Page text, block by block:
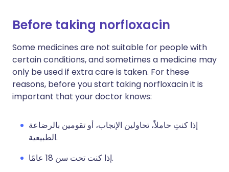
Before taking norfloxacin
Some medicines are not suitable for people with
certain conditions, and sometimes a medicine may
only be used if extra care is taken. For these
reasons, before you start taking norfloxacin it is
important that your doctor knows:
إذا كنتِ حاملاً، تحاولين الإنجاب، أو تقومين بالرضاعة
الطبيعية.
إذا كنت تحت سن 18 عامًا.